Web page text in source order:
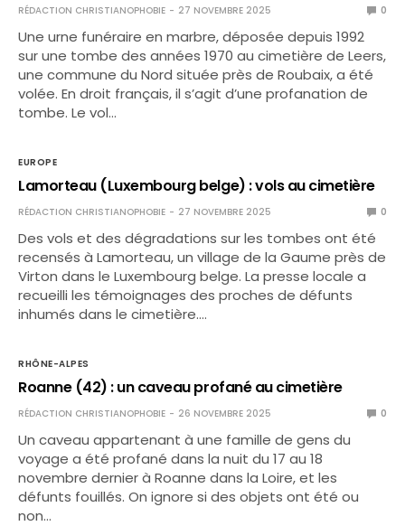
RÉDACTION CHRISTIANOPHOBIE 27 NOVEMBRE 2025 0
Une urne funéraire en marbre, déposée depuis 1992
sur une tombe des années 1970 au cimetière de Leers,
une commune du Nord située près de Roubaix, a été
volée. En droit français, il s’agit d’une profanation de
tombe. Le vol…
EUROPE
Lamorteau (Luxembourg belge) : vols au cimetière
RÉDACTION CHRISTIANOPHOBIE 27 NOVEMBRE 2025 0
Des vols et des dégradations sur les tombes ont été
recensés à Lamorteau, un village de la Gaume près de
Virton dans le Luxembourg belge. La presse locale a
recueilli les témoignages des proches de défunts
inhumés dans le cimetière.…
RHÔNE-ALPES
Roanne (42) : un caveau profané au cimetière
RÉDACTION CHRISTIANOPHOBIE 26 NOVEMBRE 2025 0
Un caveau appartenant à une famille de gens du
voyage a été profané dans la nuit du 17 au 18
novembre dernier à Roanne dans la Loire, et les
défunts fouillés. On ignore si des objets ont été ou
non…